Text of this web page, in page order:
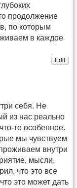
продолжение
по которым
в каждое
Edit
себя. Не
из нас реально
то особенное.
мы чувствуем
внутри
мысли,
что это все
это может дать